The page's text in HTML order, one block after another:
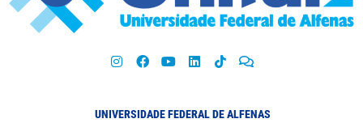
Legislação
UNIVERSIDADE FEDERAL DE ALFENAS